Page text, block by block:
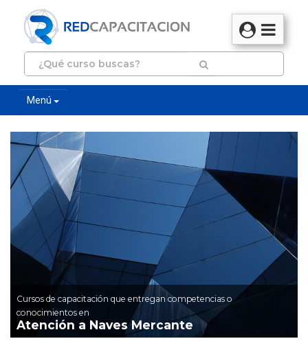
Menú
Cursos de capacitación que entregan competencias o
conocimientos en
Atención a Naves Mercante